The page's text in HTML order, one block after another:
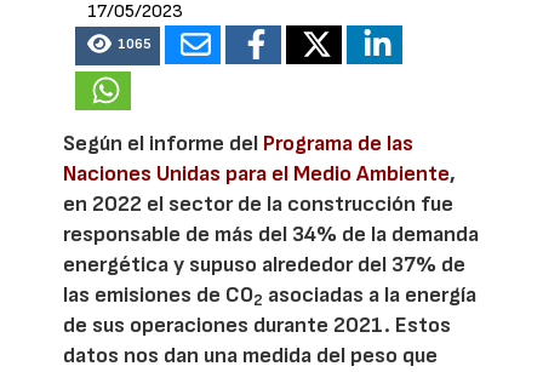
17/05/2023
1065
Según el informe del Programa de las
Naciones Unidas para el Medio Ambiente,
en 2022 el sector de la construcción fue
responsable de más del 34% de la demanda
energética y supuso alrededor del 37% de
las emisiones de CO2 asociadas a la energía
de sus operaciones durante 2021. Estos
datos nos dan una medida del peso que